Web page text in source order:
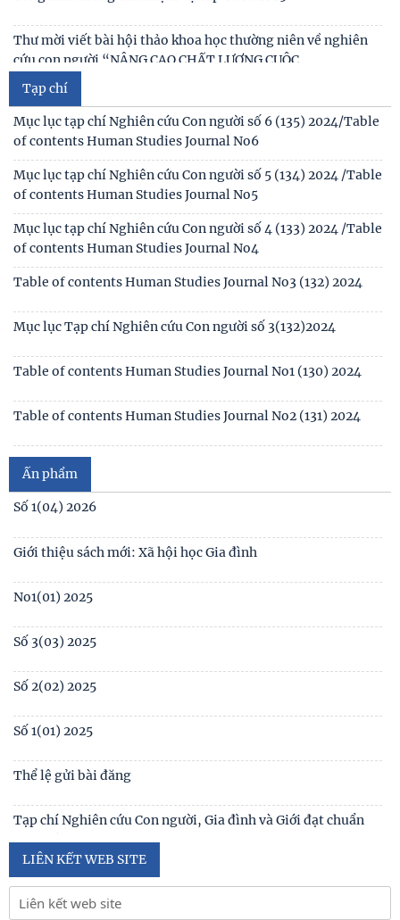
Thư mời viết bài hội thảo khoa học thường niên về nghiên
cứu con người “NÂNG CAO CHẤT LƯỢNG CUỘC
Thông báo triệu tập thí sinh đủ điều kiện, tiêu chuẩn, tham
gia sát hạch trình độ hiểu biết chung
Thông báo kết quả kiểm tra điều kiện, tiêu chuẩn, văn
bằng, chứng chỉ đối với thí sinh đăng ký dự
Thông báo 2773/TB-KHXH về Kết quả kiểm tra điều kiện,
tiêu chuẩn, văn bằng, chứng chỉ đối với thí
Tạp chí
Mục lục tạp chí Nghiên cứu Con người số 6 (135) 2024/Table
of contents Human Studies Journal No6
Mục lục tạp chí Nghiên cứu Con người số 5 (134) 2024 /Table
of contents Human Studies Journal No5
Mục lục tạp chí Nghiên cứu Con người số 4 (133) 2024 /Table
of contents Human Studies Journal No4
Table of contents Human Studies Journal No3 (132) 2024
Mục lục Tạp chí Nghiên cứu Con người số 3(132)2024
Table of contents Human Studies Journal No1 (130) 2024
Table of contents Human Studies Journal No2 (131) 2024
Mục lục Tạp chí Nghiên cứu Con người số 2(131) năm 2024
Mục lục Tạp chí Nghiên cứu Con người số 1(130) năm 2024
Table of contents Human Studies Journal No. 5 (128) (2023)
Ấn phẩm
Số 1(04) 2026
Giới thiệu sách mới: Xã hội học Gia đình
No1(01) 2025
Số 3(03) 2025
Số 2(02) 2025
Số 1(01) 2025
Thể lệ gửi bài đăng
Tạp chí Nghiên cứu Con người, Gia đình và Giới đạt chuẩn
Tạp chí khoa học Việt Nam năm 2026
Số 1 -2026
LIÊN KẾT WEB SITE